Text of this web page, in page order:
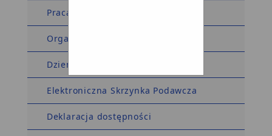
Praca
Organizacje pozarządowe
Dziennik Ustaw Monitor Polski
Elektroniczna Skrzynka Podawcza
Deklaracja dostępności